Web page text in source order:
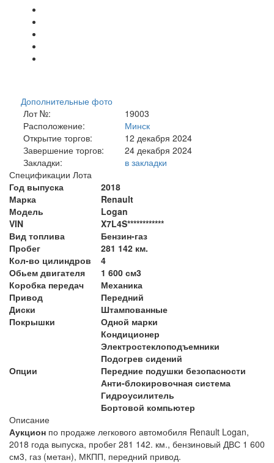
Дополнительные фото
Лот №:
19003
Расположение:
Минск
Открытие торгов:
12 декабря 2024
Завершение торгов:
24 декабря 2024
Закладки:
в закладки
Спецификации Лота
Год выпуска
2018
Марка
Renault
Модель
Logan
VIN
X7L4S************
Вид топлива
Бензин-газ
Пробег
281 142 км.
Кол-во цилиндров
4
Обьем двигателя
1 600 см3
Коробка передач
Механика
Привод
Передний
Диски
Штампованные
Покрышки
Одной марки
Опции
Кондиционер
Электростеклоподъемники
Подогрев сидений
Передние подушки безопасности
Анти-блокировочная система
Гидроусилитель
Бортовой компьютер
Описание
Аукцион по продаже легкового автомобиля Renault Logan,
2018 года выпуска, пробег 281 142. км., бензиновый ДВС 1 600
см3, газ (метан), МКПП, передний привод.